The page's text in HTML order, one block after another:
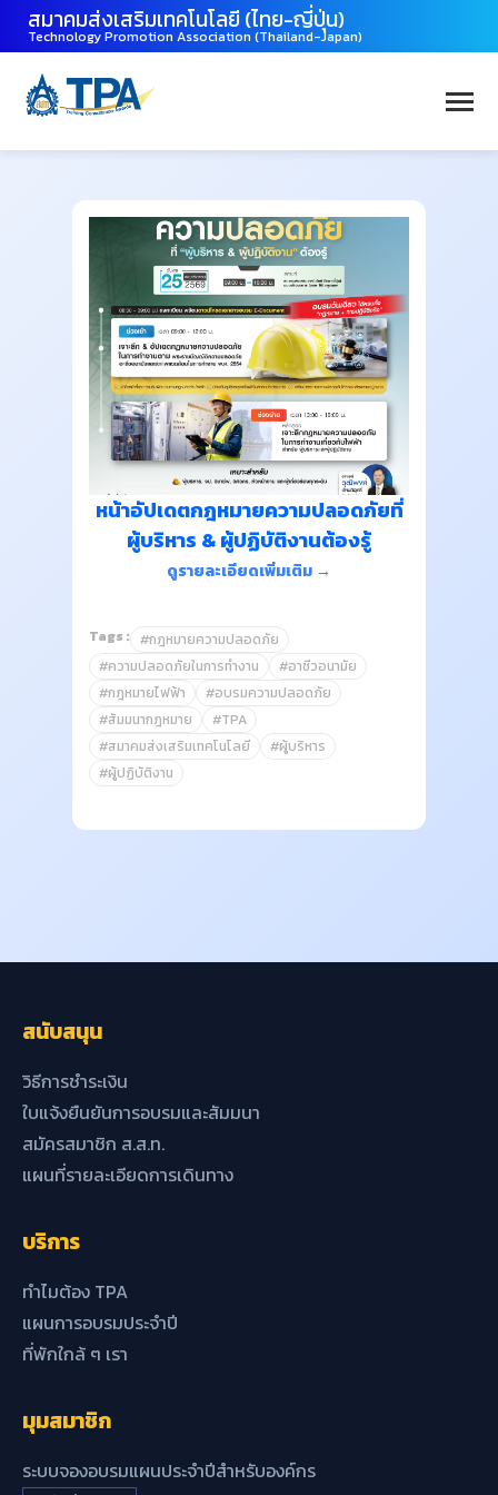
สมาคมส่งเสริมเทคโนโลยี (ไทย-ญี่ปุ่น)
Technology Promotion Association (Thailand-Japan)
หน้าอัปเดตกฎหมายความปลอดภัยที่
ผู้บริหาร & ผู้ปฏิบัติงานต้องรู้
ดูรายละเอียดเพิ่มเติม →
Tags : #กฎหมายความปลอดภัย
#ความปลอดภัยในการทำงาน
#อาชีวอนามัย
#กฎหมายไฟฟ้า
#อบรมความปลอดภัย
#สัมมนากฎหมาย
#TPA
#สมาคมส่งเสริมเทคโนโลยี
#ผู้บริหาร
#ผู้ปฏิบัติงาน
สนับสนุน
วิธีการชำระเงิน
ใบแจ้งยืนยันการอบรมและสัมมนา
สมัครสมาชิก ส.ส.ท.
แผนที่รายละเอียดการเดินทาง
บริการ
ทำไมต้อง TPA
แผนการอบรมประจำปี
ที่พักใกล้ ๆ เรา
มุมสมาชิก
ระบบจองอบรมแผนประจำปีสำหรับองค์กร